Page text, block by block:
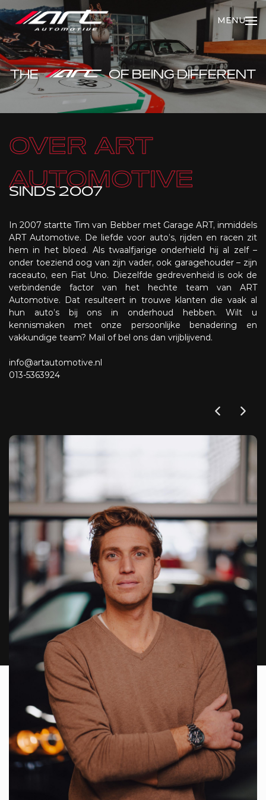
MENU
THE OF BEING DIFFERENT
OVER ART
AUTOMOTIVE
SINDS 2007
In 2007 startte Tim van Bebber met Garage ART, inmiddels
ART Automotive. De liefde voor auto’s, rijden en racen zit
hem in het bloed. Als twaalfjarige onderhield hij al zelf –
onder toeziend oog van zijn vader, ook garagehouder – zijn
raceauto, een Fiat Uno. Diezelfde gedrevenheid is ook de
verbindende factor van het hechte team van ART
Automotive. Dat resulteert in trouwe klanten die vaak al
hun auto’s bij ons in onderhoud hebben. Wilt u
kennismaken met onze persoonlijke benadering en
vakkundige team? Mail of bel ons dan vrijblijvend.
info@artautomotive.nl
013-5363924